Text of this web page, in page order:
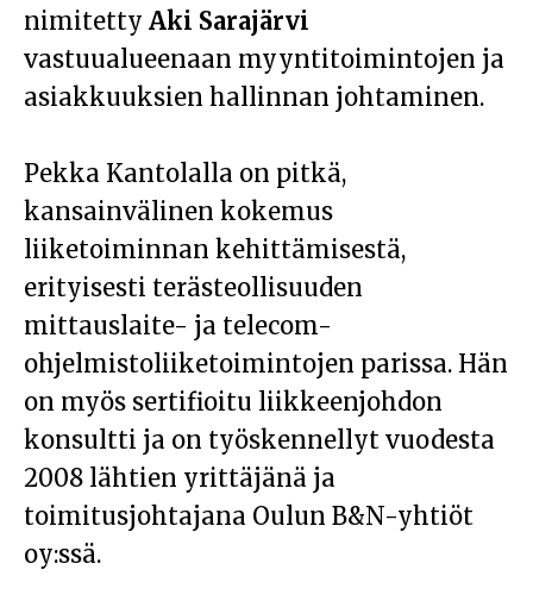
nimitetty Aki Sarajärvi
vastuualueenaan myyntitoimintojen ja
asiakkuuksien hallinnan johtaminen.
Pekka Kantolalla on pitkä,
kansainvälinen kokemus
liiketoiminnan kehittämisestä,
erityisesti terästeollisuuden
mittauslaite- ja telecom-
ohjelmistoliiketoimintojen parissa. Hän
on myös sertifioitu liikkeenjohdon
konsultti ja on työskennellyt vuodesta
2008 lähtien yrittäjänä ja
toimitusjohtajana Oulun B&N-yhtiöt
oy:ssä.